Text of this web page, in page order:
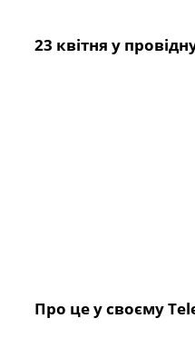
23 квітня у
Про це у своєму